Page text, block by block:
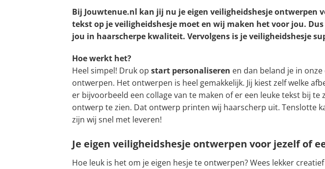
Bij Jouwtenue.nl kan jij nu je eigen veiligheidshesje ontwerpen
tekst op je veiligheidshesje moet en wij maken het voor jou.
jou in haarscherpe kwaliteit. Vervolgens is je veiligheidshesje
Hoe werkt het?
Heel simpel! Druk op start personaliseren en dan beland je in
ontwerpen. Het ontwerpen is heel gemakkelijk. Jij kiest zelf welke
er bijvoorbeeld een collage van te maken of er een leuke tekst bij
ontwerp te zien. Dat ontwerp printen wij haarscherp uit. Tenslotte
zijn wij snel met leveren!
Je eigen veiligheidshesje ontwerpen voor jezelf of
Hoe leuk is het om je eigen hesje te ontwerpen? Wees lekker